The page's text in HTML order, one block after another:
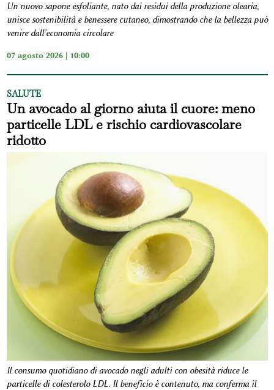
Un nuovo sapone esfoliante, nato dai residui della produzione olearia,
unisce sostenibilità e benessere cutaneo, dimostrando che la bellezza può
venire dall'economia circolare
07 agosto 2026 | 10:00
SALUTE
Un avocado al giorno aiuta il cuore: meno
particelle LDL e rischio cardiovascolare
ridotto
Il consumo quotidiano di avocado negli adulti con obesità riduce le
particelle di colesterolo LDL. Il beneficio è contenuto, ma conferma il